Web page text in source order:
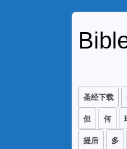
圣经下载
但 何
提后 多